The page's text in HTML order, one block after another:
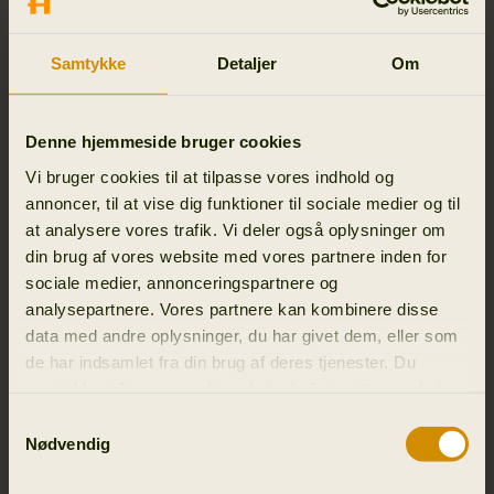
Samtykke Detaljer Om
Denne hjemmeside bruger cookies
Vi bruger cookies til at tilpasse vores indhold og
annoncer, til at vise dig funktioner til sociale medier og til
at analysere vores trafik. Vi deler også oplysninger om
din brug af vores website med vores partnere inden for
sociale medier, annonceringspartnere og
analysepartnere. Vores partnere kan kombinere disse
data med andre oplysninger, du har givet dem, eller som
de har indsamlet fra din brug af deres tjenester. Du
Nødvendig
For woolen products, simply air them, because wool has a self-
wool program in your washing machine.